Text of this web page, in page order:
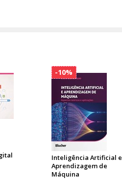
Inteligência Artificial e
Aprendizagem de
Máquina
-10%